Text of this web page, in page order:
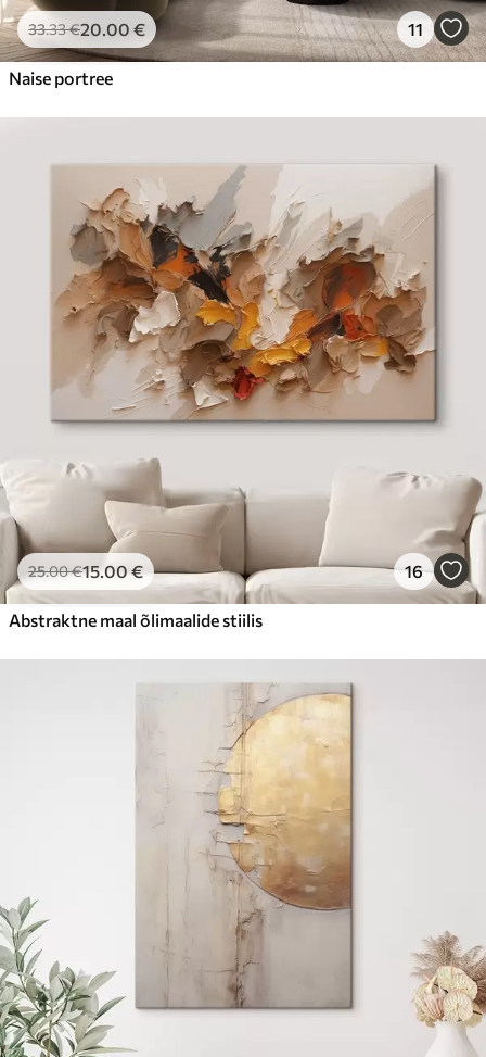
33.33€20.00 € 11
Naise portree
25.00€15.00€ 16
Abstraktne maal õlimaalide stiilis